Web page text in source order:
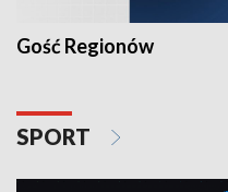
Gość Regionów
SPORT